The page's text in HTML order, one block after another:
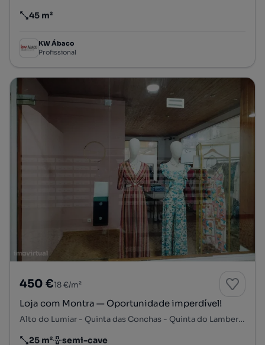
Preço por metro quadrado
45 m²
KW Ábaco
Profissional
450 €18 €/m²
Loja com Montra — Oportunidade imperdível!
Alto do Lumiar - Quinta das Conchas - Quinta do Lambert, Lumiar, Lisboa, Lisboa
25 m² semi-cave